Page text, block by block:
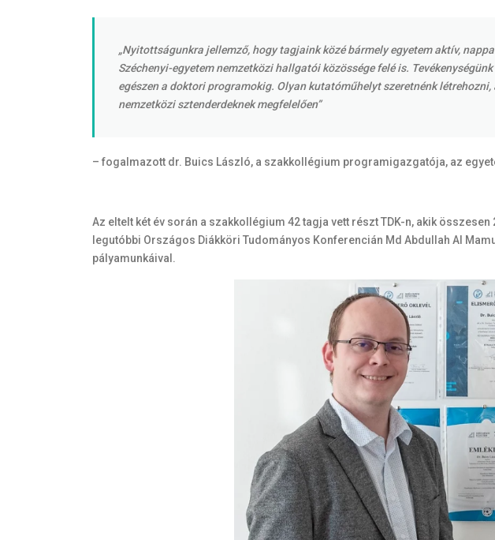
„Nyitottságunkra jellemző, hogy tagjaink közé bármely egyetem aktív,
Széchenyi-egyetem nemzetközi hallgatói közössége felé is.
egészen a doktori programokig. Olyan kutatóműhelyt szeretnénk
nemzetközi sztenderdeknek megfelelően”
– fogalmazott dr. Buics László, a szakkollégium programigazgatója, az
Az eltelt két év során a szakkollégium 42 tagja vett részt TDK-n, akik
legutóbbi Országos Diákköri Tudományos Konferencián Md Abdullah Al
pályamunkáival.